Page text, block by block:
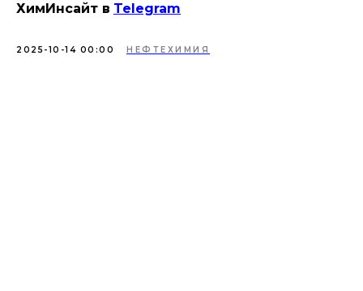
ХимИнсайт в Telegram
2025-10-14 00:00 НЕФТЕХИМИЯ